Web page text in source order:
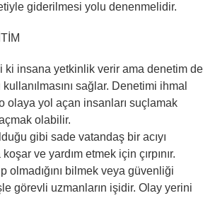
giderilmesi yolu denenmelidir.
ki insana yetkinlik verir ama denetim de
sağlar. Denetimi ihmal
olaya yol açan insanları suçlamak
olabilir.
gibi sade vatandaş bir acıyı
ve yardım etmek için çırpınır.
olmadığını bilmek veya güvenliği
görevli uzmanların işidir. Olay yerini